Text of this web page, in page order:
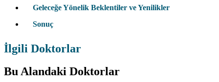
Geleceğe Yönelik Beklentiler ve Yenilikler
Sonuç
İlgili Doktorlar
Bu Alandaki Doktorlar